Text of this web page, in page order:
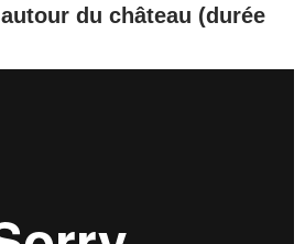
autour du château (durée